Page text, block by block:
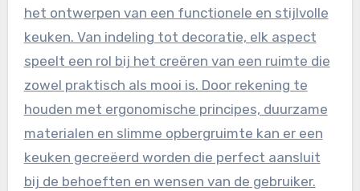
het ontwerpen van een functionele en stijlvolle
keuken. Van indeling tot decoratie, elk aspect
speelt een rol bij het creëren van een ruimte die
zowel praktisch als mooi is. Door rekening te
houden met ergonomische principes, duurzame
materialen en slimme opbergruimte kan er een
keuken gecreëerd worden die perfect aansluit
bij de behoeften en wensen van de gebruiker.